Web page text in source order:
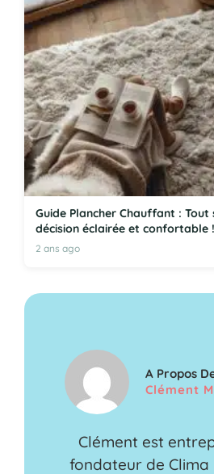
Guide Plancher Chauffant :
décision éclairée et confortable !
2 ans ago
A Propos
Clément M
Clément est
fondateur de Clima